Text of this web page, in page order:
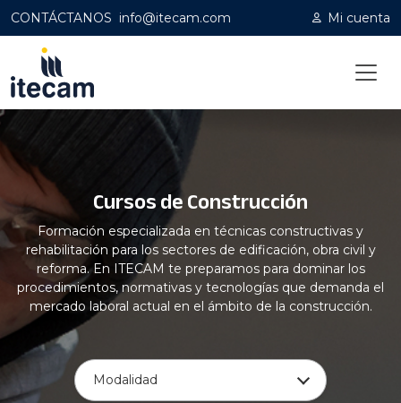
CONTÁCTANOS info@itecam.com Mi cuenta
Capacitación profesional
Cursos de Construcción
Formación especializada en técnicas constructivas y
rehabilitación para los sectores de edificación, obra civil y
reforma. En ITECAM te preparamos para dominar los
procedimientos, normativas y tecnologías que demanda el
mercado laboral actual en el ámbito de la construcción.
Modalidad